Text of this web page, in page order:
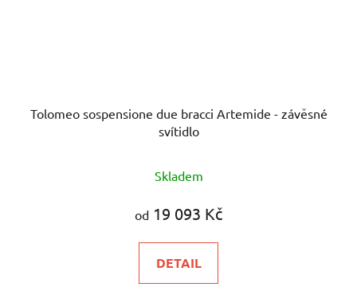
Tolomeo sospensione due bracci Artemide - závěsné
svítidlo
Skladem
od 19 093 Kč
DETAIL